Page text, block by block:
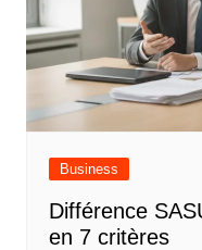
Business
Différence
en 7 critères